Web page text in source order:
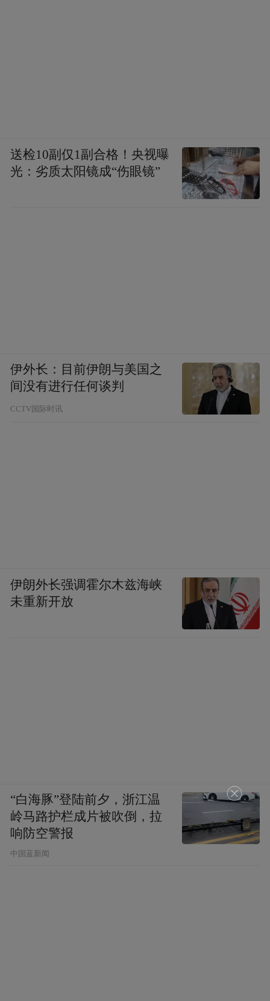
送检10副仅1副合格！央视曝
光：劣质太阳镜成“伤眼镜”
伊外长：目前伊朗与美国之
间没有进行任何谈判
CCTV国际时讯
伊朗外长强调霍尔木兹海峡
未重新开放
“白海豚”登陆前夕，浙江温
岭马路护栏成片被吹倒，拉
响防空警报
中国蓝新闻